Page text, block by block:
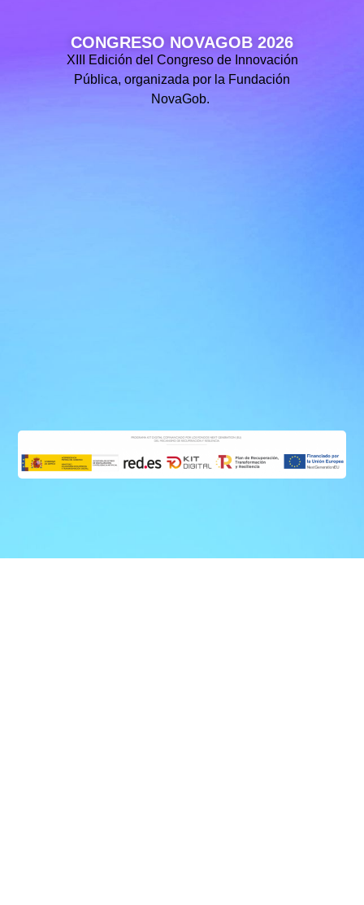
CONGRESO NOVAGOB 2026
XIII Edición del Congreso de Innovación
Pública, organizada por la Fundación
NovaGob.